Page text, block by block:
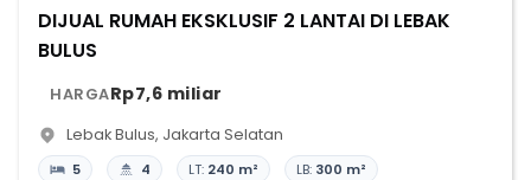
DIJUAL RUMAH EKSKLUSIF 2 LANTAI DI LEBAK
BULUS
HARGARp7,6 miliar
Lebak Bulus, Jakarta Selatan
5 4 LT: 240 m² LB: 300 m²